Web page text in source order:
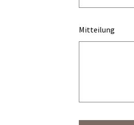
Mitteilung